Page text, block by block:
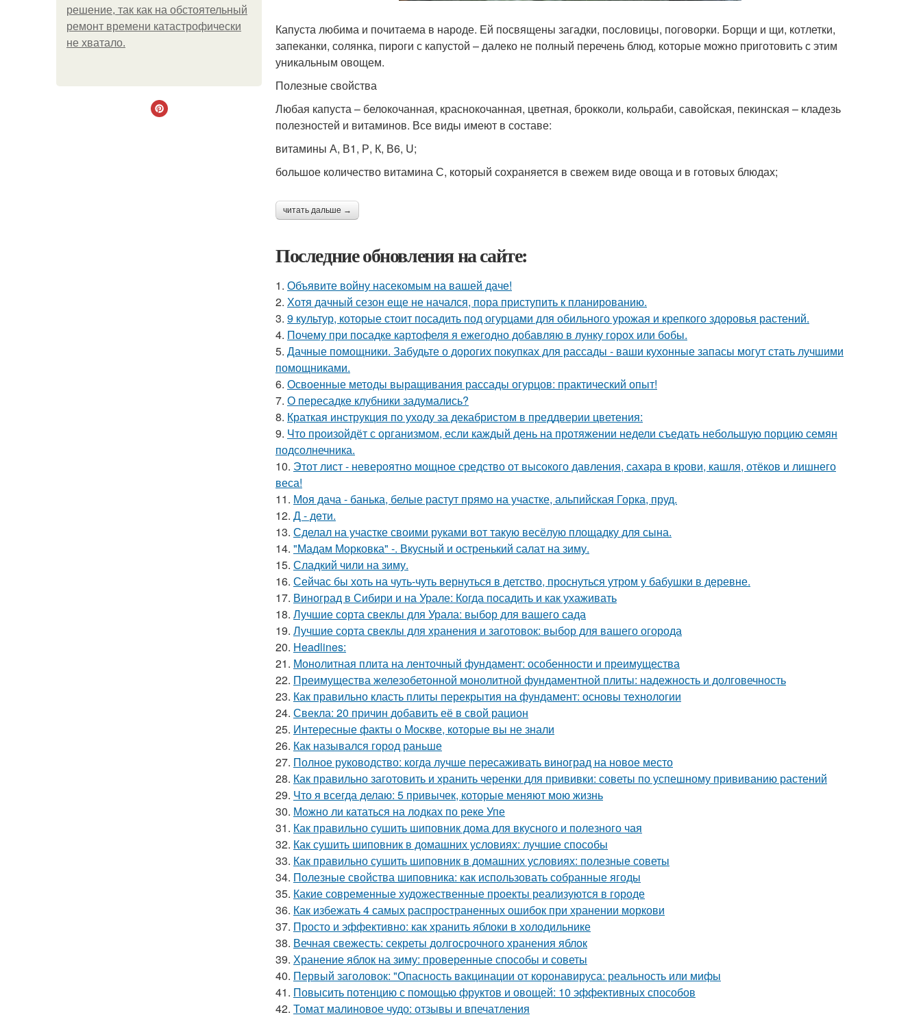
решение, так как на обстоятельный
ремонт времени катастрофически
не хватало.
Капуста любима и почитаема в народе. Ей посвящены загадки, пословицы, поговорки. Борщи и щи, котлетки,
запеканки, солянка, пироги с капустой – далеко не полный перечень блюд, которые можно приготовить с этим
уникальным овощем.
Полезные свойства
Любая капуста – белокочанная, краснокочанная, цветная, брокколи, кольраби, савойская, пекинская – кладезь
полезностей и витаминов. Все виды имеют в составе:
витамины А, В1, Р, К, В6, U;
большое количество витамина С, который сохраняется в свежем виде овоща и в готовых блюдах;
читать дальше →
Последние обновления на сайте:
1. Объявите войну насекомым на вашей даче!
2. Хотя дачный сезон еще не начался, пора приступить к планированию.
3. 9 культур, которые стоит посадить под огурцами для обильного урожая и крепкого здоровья растений.
4. Почему при посадке картофеля я ежегодно добавляю в лунку горох или бобы.
5. Дачные помощники. Забудьте о дорогих покупках для рассады - ваши кухонные запасы могут стать лучшими
помощниками.
6. Освоенные методы выращивания рассады огурцов: практический опыт!
7. О пересадке клубники задумались?
8. Краткая инструкция по уходу за декабристом в преддверии цветения:
9. Что произойдёт с организмом, если каждый день на протяжении недели съедать небольшую порцию семян
подсолнечника.
10. Этот лист - невероятно мощное средство от высокого давления, сахара в крови, кашля, отёков и лишнего
веса!
11. Моя дача - банька, белые растут прямо на участке, альпийская Горка, пруд.
12. Д - дeти.
13. Сделал на участке своими руками вот такую весёлую площадку для сына.
14. "Мадам Морковка" -. Вкусный и остренький салат на зиму.
15. Сладкий чили на зиму.
16. Сейчас бы хоть на чуть-чуть вернуться в детство, проснуться утром у бабушки в деревне.
17. Виноград в Сибири и на Урале: Когда посадить и как ухаживать
18. Лучшие сорта свеклы для Урала: выбор для вашего сада
19. Лучшие сорта свеклы для хранения и заготовок: выбор для вашего огорода
20. Headlines:
21. Монолитная плита на ленточный фундамент: особенности и преимущества
22. Преимущества железобетонной монолитной фундаментной плиты: надежность и долговечность
23. Как правильно класть плиты перекрытия на фундамент: основы технологии
24. Свекла: 20 причин добавить её в свой рацион
25. Интересные факты о Москве, которые вы не знали
26. Как назывался город раньше
27. Полное руководство: когда лучше пересаживать виноград на новое место
28. Как правильно заготовить и хранить черенки для прививки: советы по успешному прививанию растений
29. Что я всегда делаю: 5 привычек, которые меняют мою жизнь
30. Можно ли кататься на лодках по реке Упе
31. Как правильно сушить шиповник дома для вкусного и полезного чая
32. Как сушить шиповник в домашних условиях: лучшие способы
33. Как правильно сушить шиповник в домашних условиях: полезные советы
34. Полезные свойства шиповника: как использовать собранные ягоды
35. Какие современные художественные проекты реализуются в городе
36. Как избежать 4 самых распространенных ошибок при хранении моркови
37. Просто и эффективно: как хранить яблоки в холодильнике
38. Вечная свежесть: секреты долгосрочного хранения яблок
39. Хранение яблок на зиму: проверенные способы и советы
40. Первый заголовок: "Опасность вакцинации от коронавируса: реальность или мифы
41. Повысить потенцию с помощью фруктов и овощей: 10 эффективных способов
42. Томат малиновое чудо: отзывы и впечатления